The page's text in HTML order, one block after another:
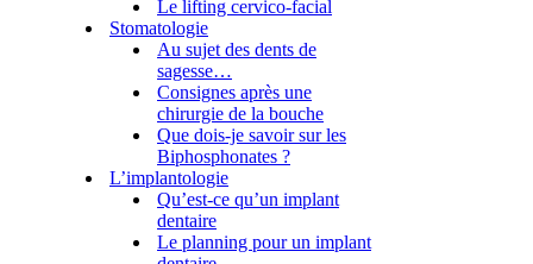
Le lifting cervico-facial
Stomatologie
Au sujet des dents de
sagesse…
Consignes après une
chirurgie de la bouche
Que dois-je savoir sur les
Biphosphonates ?
L’implantologie
Qu’est-ce qu’un implant
dentaire
Le planning pour un implant